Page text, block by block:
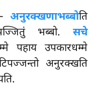
अनुरक्खणाभब्बोति
भब्बो. सचे
पहाय उपकारधम्मे
अनुरक्खति